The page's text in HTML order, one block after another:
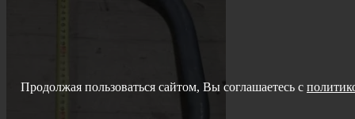
Продолжая пользоваться сайтом, Вы соглашаетесь с